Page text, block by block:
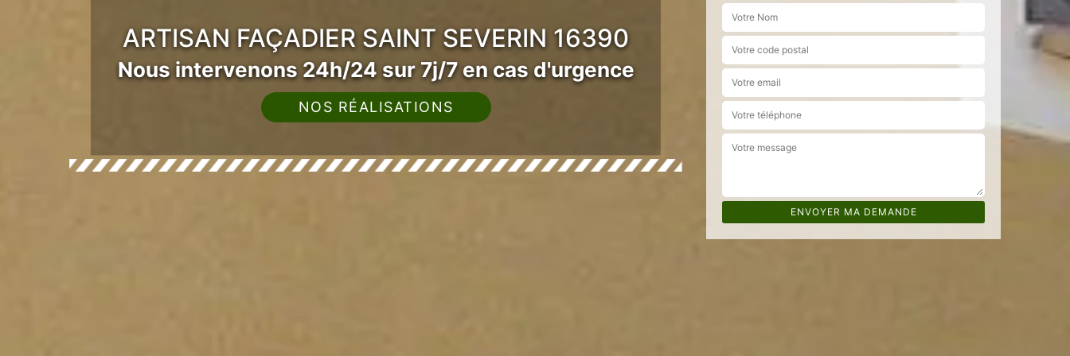
ARTISAN FAÇADIER SAINT SEVERIN 16390
Nous intervenons 24h/24 sur 7j/7 en cas d'urgence
NOS RÉALISATIONS